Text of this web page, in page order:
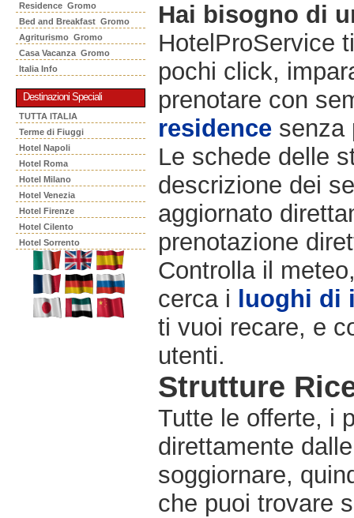
Residence Gromo
Bed and Breakfast Gromo
Agriturismo Gromo
Casa Vacanza Gromo
Italia Info
Destinazioni Speciali
TUTTA ITALIA
Terme di Fiuggi
Hotel Napoli
Hotel Roma
Hotel Milano
Hotel Venezia
Hotel Firenze
Hotel Cilento
Hotel Sorrento
Hai bisogno di
HotelProService
pochi click,
prenotare con
residence senza
Le schede delle
descrizione dei
aggiornato
prenotazione
Controlla il
cerca i
luoghi di
ti vuoi recare, e
utenti.
Strutture
Tutte le offerte, i
direttamente
soggiornare,
che puoi trovare